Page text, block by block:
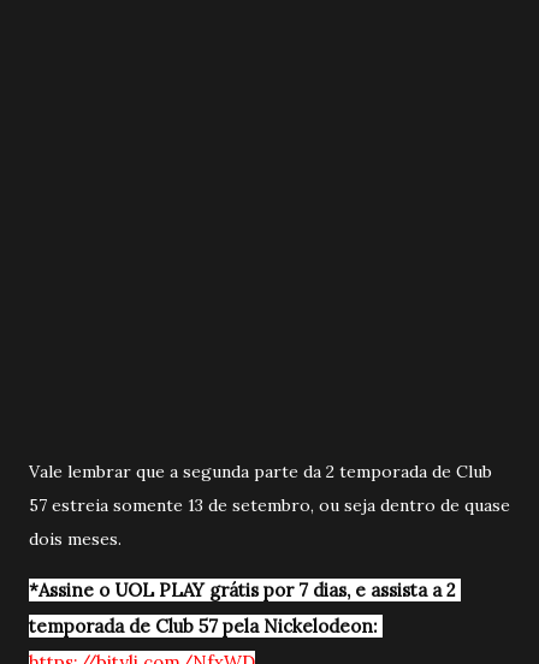
Vale lembrar que a segunda parte da 2 temporada de Club
57 estreia somente 13 de setembro, ou seja dentro de quase
dois meses.
*Assine o UOL PLAY grátis por 7 dias, e assista a 2